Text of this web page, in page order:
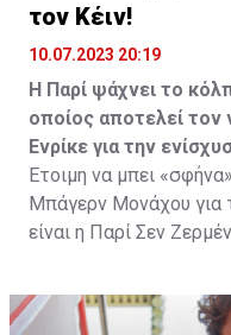
τον Κέιν!
10.07.2023 20:19
Η Παρί ψάχνει το
οποίος αποτελεί
Ενρίκε για την
Έτοιμη να μπει
Μπάγερν Μονάχου για
είναι η Παρί Σεν
αποκάλυψε τον…
των Παριζιάνων,